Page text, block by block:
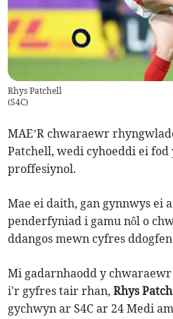
Rhys Patchell
(S4C)
MAE’R chwaraewr
Patchell, wedi cyhoeddi ei
proffesiynol.
Mae ei daith, gan gynnwys ei
penderfyniad i gamu nôl o
ddangos mewn cyfres
Mi gadarnhaodd y
i'r gyfres tair rhan,Rhys
gychwyn ar S4C ar 24 Medi